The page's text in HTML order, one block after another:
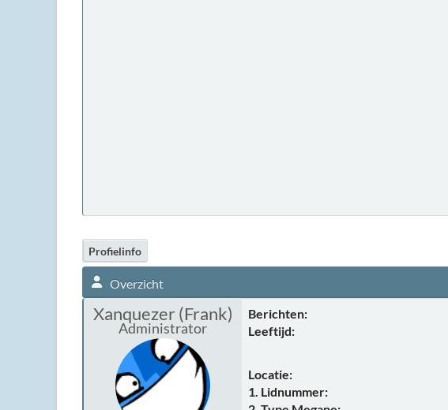
Profielinfo
Overzicht
Xanquezer (Frank)
Administrator
Berichten:
Leeftijd:
Locatie:
1. Lidnummer: